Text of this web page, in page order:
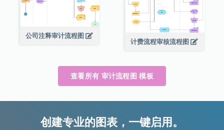
计费流程审核流程图
公司注释审计流程图
查看所有 审计流程图 模板
创建专业的图表，一键启用。